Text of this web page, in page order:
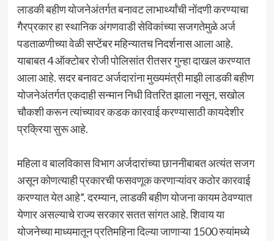
लाडकी बहीण योजनेअंतर्गत बनावट लाभार्थ्यांची नोंदणी करण्याचा
गैरप्रकार हा स्थानिक अंगणवाडी सेविकांच्या सजगतेमुळे अर्ज
पडताळणीच्या वेळी सप्टेंबर महिन्यातच निदर्शनास आला आहे.
याबाबत 4 ऑक्टोबर रोजी पोलिसांत रीतसर गुन्हा दाखल करण्यात
आला आहे. सदर बनावट अर्जदारांना मुख्यमंत्री माझी लाडकी बहीण
योजनेअंतर्गत एकदाही सन्मान निधी वितरित झाला नसून, सखोल
चौकशी करून त्यांच्यावर कडक कारवाई करण्यासाठी कायदेशीर
प्रक्रिया सुरू आहे.
महिला व बालविकास विभाग अर्जदारांच्या छाननीबाबत अत्यंत सजग
असून कोणत्याही प्रकारची फसवणूक करणाऱ्यांवर कठोर कारवाई
करण्यात येत आहे”. दरम्यान, लाडकी बहीण योजना कायम ठेवण्यात
येणार असल्याचे राज्य सरकार सतत सांगत आहे. शिवाय या
योजनेच्या माध्यमातून प्रतिमहिना दिल्या जाणाऱ्या 1500 रुयांमध्ये